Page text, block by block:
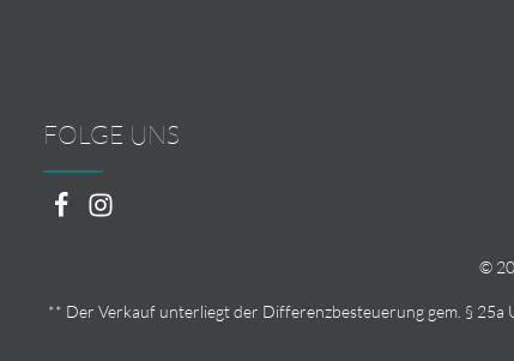
FOLGE UNS
©
** Der Verkauf unterliegt der Differenzbesteuerung gem. §